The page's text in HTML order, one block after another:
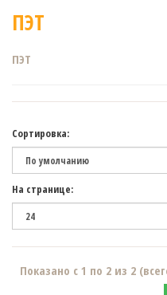
ПЭТ
ПЭТ
Сортировка:
На странице:
Показано с 1 по 2 из 2